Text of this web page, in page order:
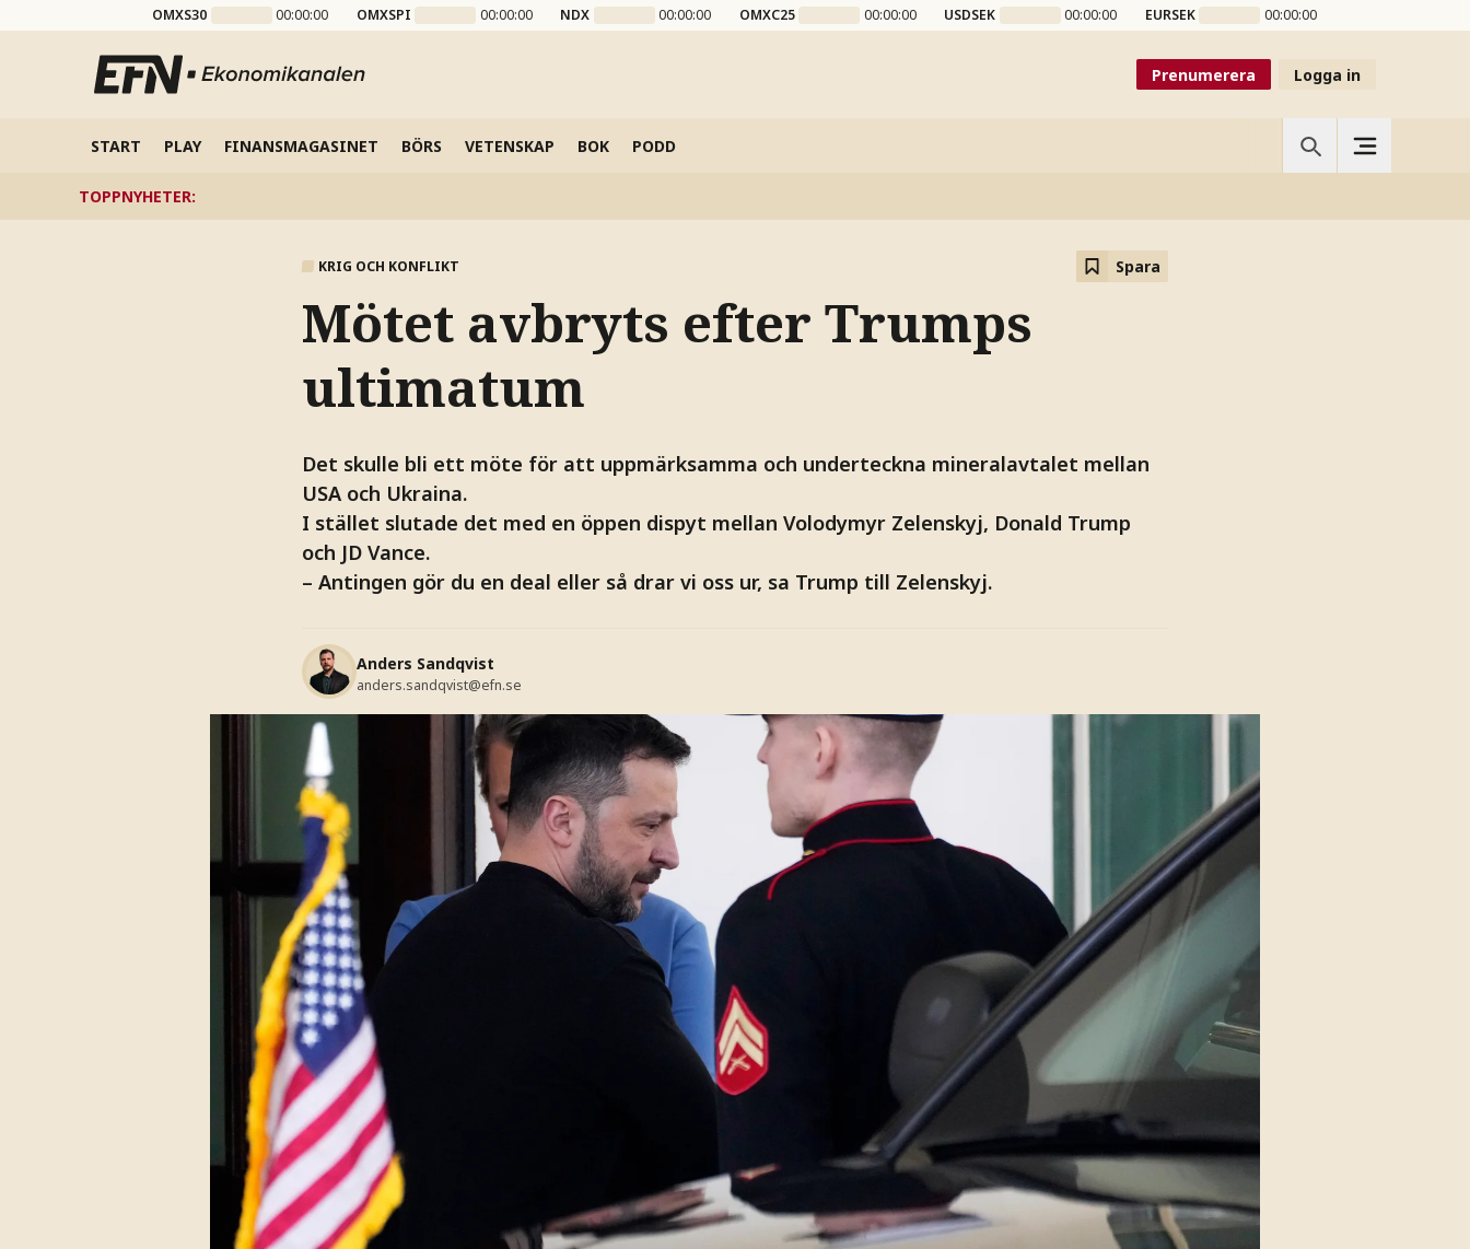
OMXS30 00:00:00 OMXSPI 00:00:00 NDX 00:00:00 OMXC25 00:00:00 USDSEK 00:00:00 EURSEK 00:00:00
Prenumerera Logga in
START PLAY FINANSMAGASINET BÖRS VETENSKAP BOK PODD
TOPPNYHETER:
KRIG OCH KONFLIKT Spara
Mötet avbryts efter Trumps
ultimatum
Det skulle bli ett möte för att uppmärksamma och underteckna mineralavtalet mellan
USA och Ukraina.
I stället slutade det med en öppen dispyt mellan Volodymyr Zelenskyj, Donald Trump
och JD Vance.
– Antingen gör du en deal eller så drar vi oss ur, sa Trump till Zelenskyj.
Anders Sandqvist
anders.sandqvist@efn.se